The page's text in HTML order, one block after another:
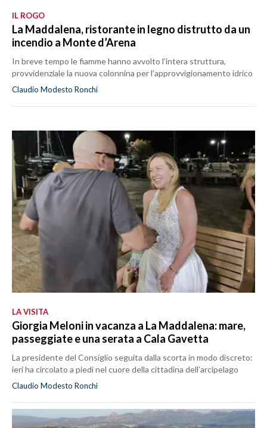
IL ROGO
La Maddalena, ristorante in legno distrutto da un
incendio a Monte d’Arena
In breve tempo le fiamme hanno avvolto l’intera struttura,
provvidenziale la nuova colonnina per l’approvvigionamento idrico
Claudio Modesto Ronchi
LA VISITA
Giorgia Meloni in vacanza a La Maddalena: mare,
passeggiate e una serata a Cala Gavetta
La presidente del Consiglio seguita dalla scorta in modo discreto:
ieri ha circolato a piedi nel cuore della cittadina dell’arcipelago
Claudio Modesto Ronchi